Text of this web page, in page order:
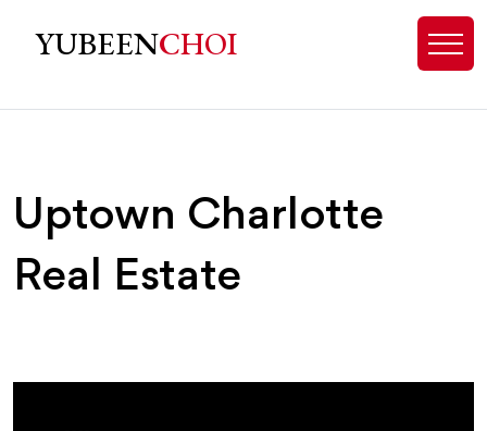
Uptown Charlotte Real Estate &
YUBEENCHOI
Uptown Charlotte
Real Estate